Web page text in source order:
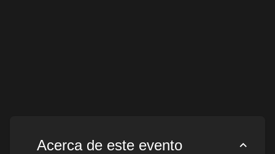
Acerca de este evento